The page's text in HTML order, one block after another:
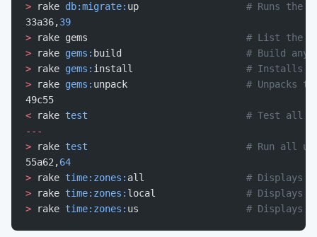
> rake db:migrate: up # Runs the
33a36,39
> rake gems # List the
> rake gems: build # Build any
> rake gems: install # Installs
> rake gems: unpack # Unpacks
49c55
< rake test
# Test all
---
> rake test
# Run all
55a62,64
> rake time:zones: all # Displays
> rake time:zones: local # Displays
> rake time:zones: us # Displays